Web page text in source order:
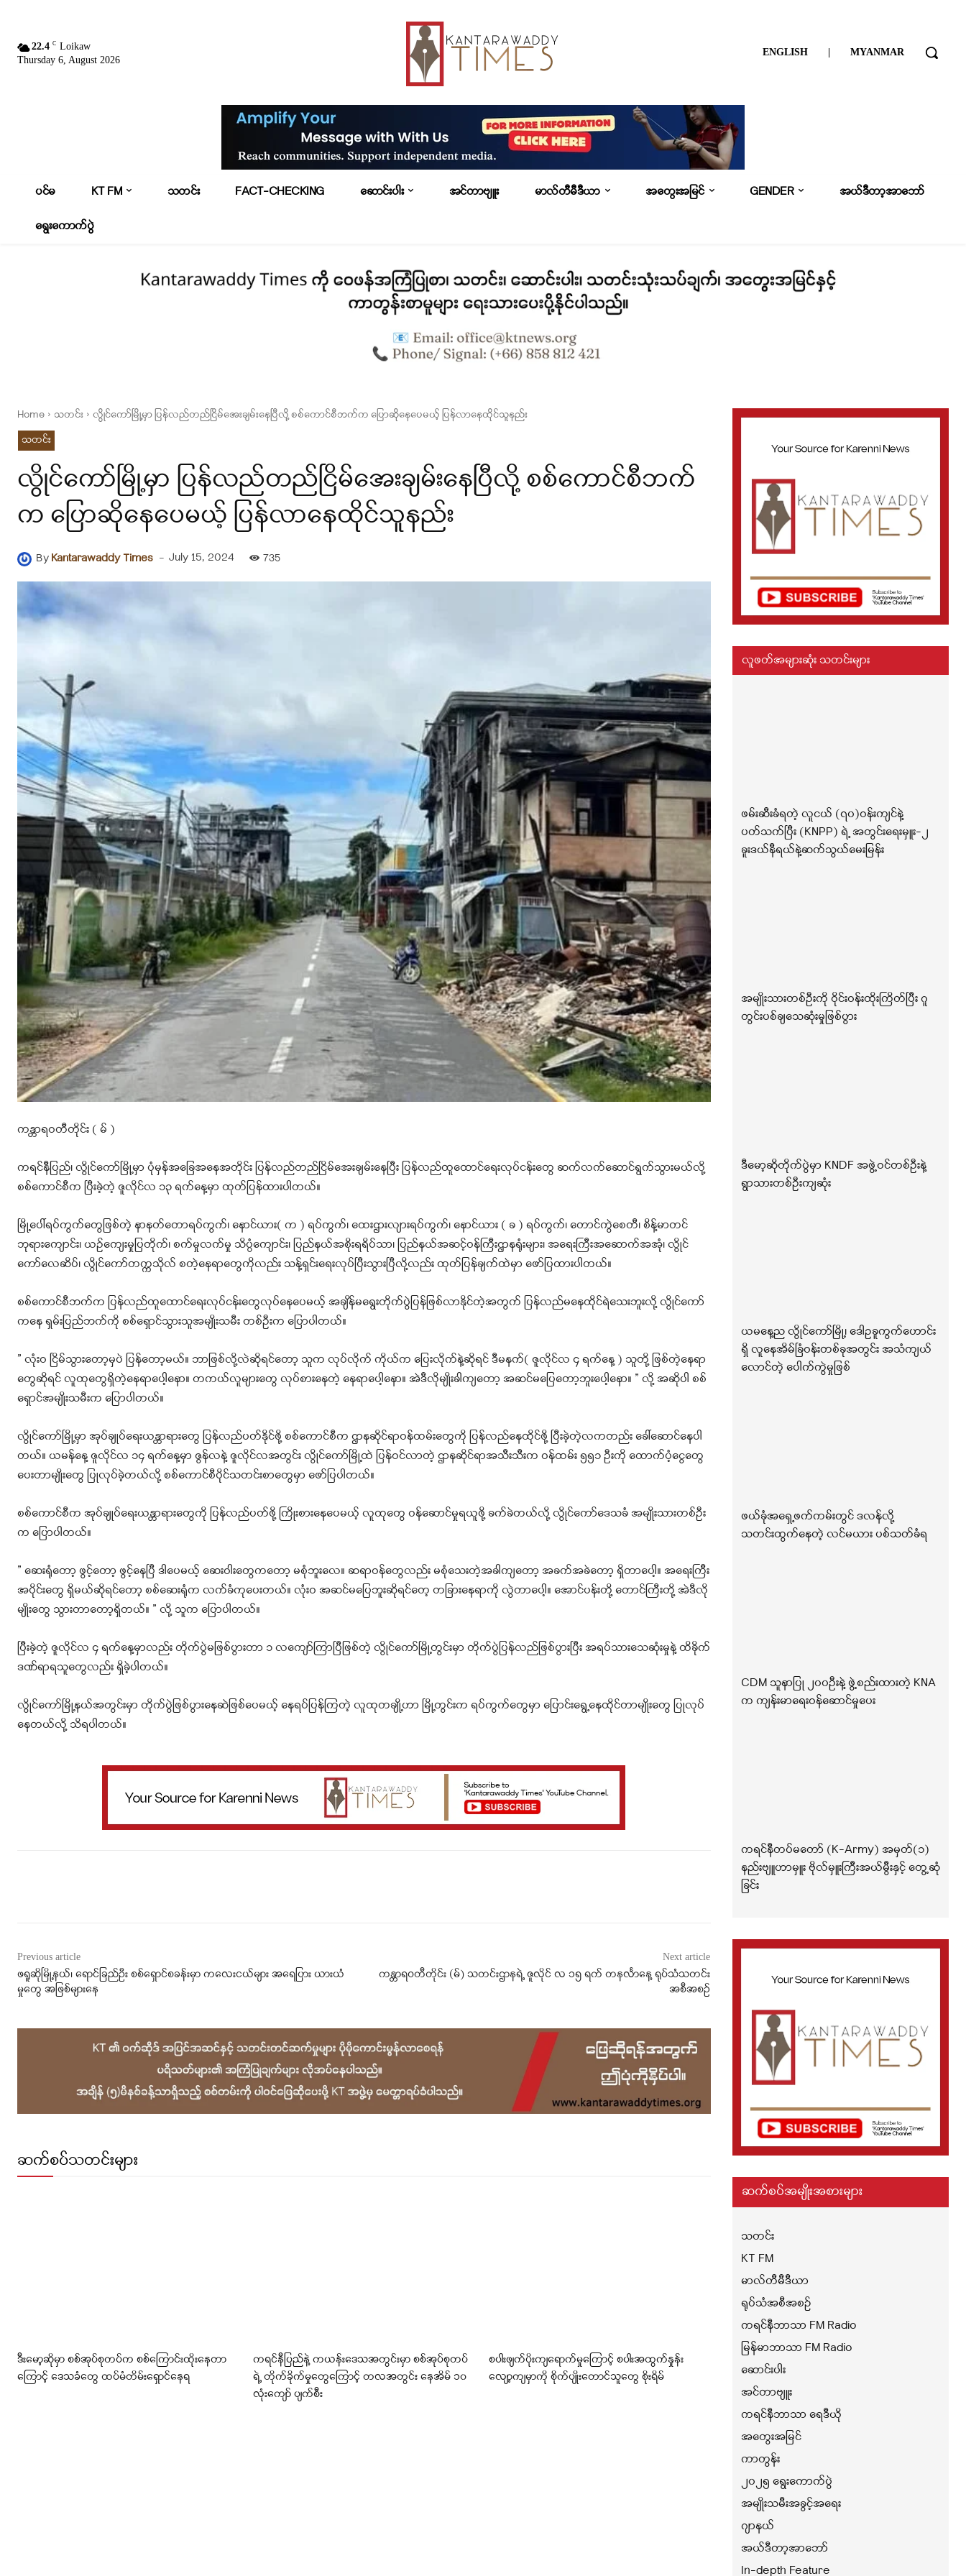
22.4 C Loikaw
Thursday 6, August 2026
ENGLISH | MYANMAR
ပင်မ KT FM သတင်း FACT-CHECKING ဆောင်းပါး အင်တာဗျူး မာလ်တီမီဒီယာ အတွေးအမြင် GENDER အယ်ဒီတာ့အာဘော်
ရွေးကောက်ပွဲ
Home သတင်း
လွိုင်ကော်မြို့မှာ ပြန်လည်တည်ငြိမ်အေးချမ်းနေပြီလို့ စစ်ကောင်စီဘက်က ပြောဆိုနေပေမယ့် ပြန်လာနေထိုင်သူနည်း
သတင်း
လွိုင်ကော်မြို့မှာ ပြန်လည်တည်ငြိမ်အေးချမ်းနေပြီလို့ စစ်ကောင်စီဘက်
က ပြောဆိုနေပေမယ့် ပြန်လာနေထိုင်သူနည်း
ByKantarawaddy Times - July 15, 2024 735
ကန္တာရဝတီတိုင်း ( မ် )
ကရင်နီပြည်၊ လွိုင်ကော်မြို့မှာ ပုံမှန်အခြေအနေအတိုင်း ပြန်လည်တည်ငြိမ်အေးချမ်းနေပြီး ပြန်လည်ထူထောင်ရေးလုပ်ငန်းတွေ ဆက်လက်ဆောင်ရွက်သွားမယ်လို့
စစ်ကောင်စီက ပြီးခဲ့တဲ့ ‌ဇူလိုင်လ ၁၃ ရက်နေ့မှာ ထုတ်ပြန်ထားပါတယ်။
မြို့ပေါ်ရပ်ကွက်တွေဖြစ်တဲ့ နာနတ်တောရပ်ကွက်၊ နောင်ယား( က ) ရပ်ကွက်၊ ‌ထေးဌားလျားရပ်ကွက်၊ နောင်ယား ( ခ ) ရပ်ကွက်၊ တောင်ကွဲစေတီ၊ စိန့်မာတင်
ဘုရားကျောင်း၊ ယဥ်ကျေးမှုပြတိုက်၊ စက်မှုလက်မှု သိပ္ပံကျောင်း၊ ပြည်နယ်အစိုးရရိပ်သာ၊ ပြည်နယ်အဆင့်ဝန်ကြီးဌာနရုံးများ၊ အရေးကြီးအဆောက်အအုံ၊ လွိုင်
ကော်လေဆိပ်၊ လွိုင်ကော်တက္ကသိုလ် စတဲ့နေရာတွေကိုလည်း သန့်ရှင်းရေးလုပ်ပြီးသွားပြီလို့လည်း ထုတ်ပြန်ချက်ထဲမှာ ဖော်ပြထားပါတယ်။
စစ်ကောင်စီဘက်က ပြန်လည်ထူထောင်ရေးလုပ်ငန်းတွေလုပ်နေပေမယ့် အချိန်မရွေးတိုက်ပွဲပြန်ဖြစ်လာနိုင်တဲ့အတွက် ပြန်လည်မနေထိုင်ရဲသေးဘူးလို့ လွိုင်ကော်
ကနေ ရှမ်းပြည်ဘက်ကို စစ်ရှောင်သွားသူအမျိုးသမီး တစ်ဦးက ပြောပါတယ်။
” လုံးဝ ငြိမ်သွားတော့မှပဲ ပြန်တော့မယ်။ ဘာဖြစ်လို့လဲဆိုရင်တော့ သူက လုပ်လိုက် ကိုယ်က ပြေးလိုက်နဲ့ဆိုရင် ဒီမနက်( ဇူလိုင်လ ၄ ရက်နေ့ ) သူတို့ ဖြစ်တဲ့နေရာ
တွေဆိုရင် လူထုတွေရှိတဲ့နေရာပေါ့နော။ တကယ်လူများတွေ လုပ်စားနေတဲ့ နေရာပေါ့နော။ အဲဒီလိုမျိုးခါကျတော့ အဆင်မပြေတော့ဘူးပေါ့နော။ ” လို့ အဆိုပါ စစ်
ရှောင်အမျိုးသမီးက ပြောပါတယ်။
လွိုင်ကော်မြို့မှာ အုပ်ချုပ်‌ရေးယန္တာရားတွေ ပြန်လည်ပတ်နိုင်ဖို့ စစ်ကောင်စီက ဌာနဆိုင်ရာဝန်ထမ်းတွေကို ပြန်လည်နေထိုင်ဖို့ ပြီးခဲ့တဲ့လကတည်း ခေါ်ဆောင်နေပါ
တယ်။ ယမန်နေ့ ဇူလိုင်လ ၁၄ ရက်နေ့မှာ ဇွန်လနဲ့ ဇူလိုင်လအတွင်း လွိုင်ကော်မြို့ထဲ ပြန်ဝင်လာတဲ့ ဌာနဆိုင်ရာအသီးသီးက ဝန်ထမ်း ၅၅၁ ဦးကို ‌ထောက်ပံ့ငွေတွေ
ပေးတာမျိုးတွေ ပြုလုပ်ခဲ့တယ်လို့ စစ်ကောင်စီပိုင်သတင်းစာတွေမှာ ဖော်ပြပါတယ်။
စစ်ကောင်စီက အုပ်ချုပ်ရေးယန္တာရားတွေကို ပြန်လည်ပတ်ဖို့ ကြိုးစားနေပေမယ့် လူထုတွေ ဝန်ဆောင်မှုရယူဖို့ ခက်ခဲတယ်လို့ လွိုင်ကော်ဒေသခံ အမျိုးသားတစ်ဦး
က ပြောပါတယ်။
” ဆေးရုံတော့ ဖွင့်တော့ ဖွင့်နေပြီ ဒါပေမယ့် ဆေးဝါးတွေကတော့ မစုံဘူးလေ။ ဆရာဝန်တွေလည်း မစုံသေးတဲ့အခါကျတော့ အခက်အခဲတော့ ရှိတာပေါ့။ အရေးကြီး
အပိုင်းတွေ ရှိမယ်ဆိုရင်တော့ စစ်ဆေးရုံက လက်ခံကုပေးတယ်။ လုံးဝ အဆင်မပြေဘူးဆိုရင်‌တေ့ တခြားနေရာကို လွဲတာပေါ့။ အောင်ပန်းတို့ တောင်ကြီးတို့ အဲဒီလို
မျိုးတွေ သွားတာတော့ရှိတယ်။ ” လို့ သူက ပြောပါတယ်။
ပြီးခဲ့တဲ့ ဇူလိုင်လ ၄ ရက်နေ့မှာလည်း တိုက်ပွဲမဖြစ်ပွားတာ ၁ လကျော်ကြာပြီဖြစ်တဲ့ လွိုင်ကော်မြို့တွင်းမှာ တိုက်ပွဲပြန်လည်ဖြစ်ပွားပြီး အရပ်သားသေဆုံးမှုနဲ့ ထိခိုက်
ဒဏ်ရာရသူတွေလည်း ရှိခဲ့ပါတယ်။
လွိုင်ကော်မြို့နယ်အတွင်းမှာ တိုက်ပွဲဖြစ်ပွားနေဆဲဖြစ်ပေမယ့် နေရပ်ပြန်ကြတဲ့ လူထုတချို့ဟာ မြို့တွင်းက ရပ်ကွက်တွေမှာ ပြောင်းရွေ့နေထိုင်တာမျိုးတွေ ပြုလုပ်
နေတယ်လို့ သိရပါတယ်။
Previous article
ဖရူဆိုမြို့နယ်၊ ရောင်ခြည်ဦး စစ်ရှောင်စခန်းမှာ ကလေးငယ်များ အရေပြား ယားယံ
မှုတွေ အဖြစ်များနေ
Next article
ကန္တာရဝတီတိုင်း (မ်) သတင်းဌာနရဲ့ ဇူလိုင် လ ၁၅ ရက် တနင်္လာနေ့ ရုပ်သံသတင်း
အစီအစဉ်
ဆက်စပ်သတင်းများ
ဒီးမော့ဆိုမှာ စစ်အုပ်စုတပ်က စစ်ကြောင်းထိုးနေတာ
ကြောင့် ဒေသခံတွေ ထပ်မံတိမ်းရှောင်နေရ
ကရင်နီပြည်နဲ့ ကယန်းဒေသအတွင်းမှာ စစ်အုပ်စုတပ်
ရဲ့ တိုက်ခိုက်မှုတွေကြောင့် တလအတွင်း နေအိမ် ၁၀
လုံးကျော် ပျက်စီး
စပါးဖျက်ပိုးကျရောက်မှုကြောင့် စပါးအထွက်နှုန်း
လျော့ကျမှာကို စိုက်ပျိုးတောင်သူတွေ စိုးရိမ်
လူဖတ်အများဆုံး သတင်းများ
ဖမ်းဆီးခံရတဲ့ လူငယ် (၇၀)ဝန်းကျင်နဲ့
ပတ်သက်ပြီး (KNPP) ရဲ့ အတွင်းရေးမှူး-၂
ခူးဒယ်နီရယ်နဲ့ဆက်သွယ်မေးမြန်း
အမျိုးသားတစ်ဦးကို ဝိုင်းဝန်းထိုးကြိတ်ပြီး ဂူ
တွင်းပစ်ချသေဆုံးမှုဖြစ်ပွား
ဒီမော့ဆိုတိုက်ပွဲမှာ KNDF အဖွဲ့ဝင်တစ်ဦးနဲ့
ရွာသားတစ်ဦးကျဆုံး
ယမနေ့ည လွိုင်ကော်မြို့၊ ဒေါဥခူကွက်ဟောင်း
ရှိ လူနေအိမ်ခြံဝန်းတစ်ခုအတွင်း အသံကျယ်
လောင်တဲ့ ပေါက်ကွဲမှုဖြစ်
ဖယ်ခုံအရှေ့ဖက်ကမ်းတွင် ဒလန်လို့
သတင်းထွက်နေတဲ့ လင်မယား ပစ်သတ်ခံရ
CDM သူနာပြု ၂၀၀ဦးနဲ့ ဖွဲ့စည်းထားတဲ့ KNA
က ကျန်းမာရေးဝန်ဆောင်မှုပေး
ကရင်နီတပ်မတော် (K-Army) အမှတ်(၁)
နည်းဗျူဟာမှူး ဗိုလ်မှူးကြီးအယ်မွီးနှင့် တွေ့ဆုံ
ခြင်း
ဆက်စပ်အမျိုးအစားများ
သတင်း
KT FM
မာလ်တီမီဒီယာ
ရုပ်သံအစီအစဉ်
ကရင်နီဘာသာ FM Radio
မြန်မာဘာသာ FM Radio
ဆောင်းပါး
အင်တာဗျူး
ကရင်နီဘာသာ ရေဒီယို
အတွေးအမြင်
ကာတွန်း
၂၀၂၅ ရွေးကောက်ပွဲ
အမျိုးသမီးအခွင့်အရေး
ဂျာနယ်
အယ်ဒီတာ့အာဘော်
In-depth Feature